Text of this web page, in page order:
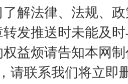
解法律、法规、
发推送时未能及
益烦请告知本网
请联系我们将立即
被判无期 从幼